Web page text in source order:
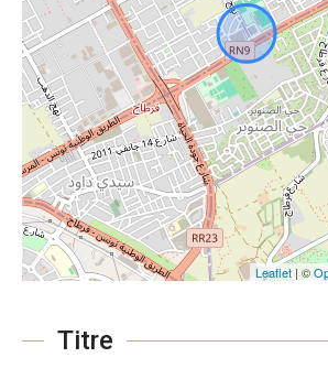
Leaflet| ©
Titre